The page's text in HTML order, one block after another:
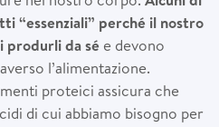
“essenziali” perché il nostro
produrli da sé e devono
l’alimentazione.
proteici assicura che
di cui abbiamo bisogno per